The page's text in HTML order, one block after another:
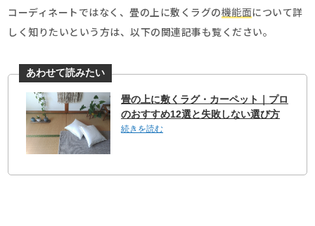
コーディネートではなく、畳の上に敷くラグの機能面 について詳
しく知りたいという方は、以下の関連記事も覧ください。